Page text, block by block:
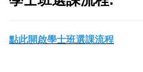
點此開啟學士班選課流程